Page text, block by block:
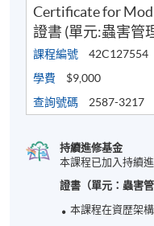
Certificate for
證書 (單元:蟲害管
課程編號
42C127554
學費
$9,000
查詢號碼
2587-3217
持續進修基金
本課程已加入持續
證書（單元：蟲害管
本課程在資歴架